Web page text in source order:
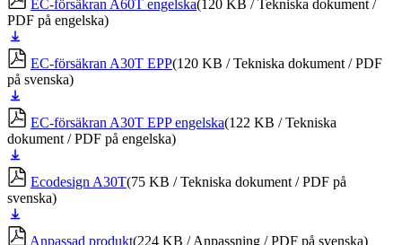
EC-försäkran A60T engelska(120 KB / Tekniska dokument /
PDF på engelska)
ner
EC-försäkran A30T EPP(120 KB / Tekniska dokument / PDF
på svenska)
ner
EC-försäkran A30T EPP engelska(122 KB / Tekniska
dokument / PDF på engelska)
ner
Ecodesign A30T(75 KB / Tekniska dokument / PDF på
svenska)
ner
Anpassad produkt(224 KB / Anpassning / PDF på svenska)